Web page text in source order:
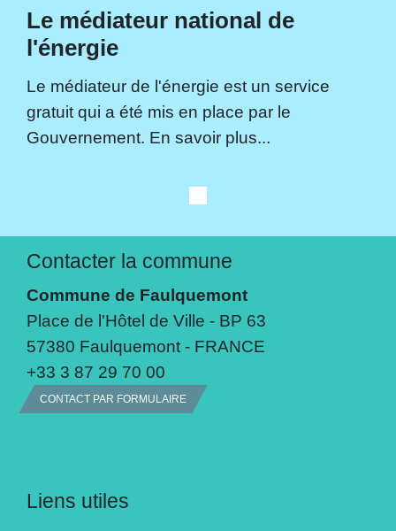
Le médiateur national de
l'énergie
Le médiateur de l'énergie est un service
gratuit qui a été mis en place par le
Gouvernement. En savoir plus...
Contacter la commune
Commune de Faulquemont
Place de l'Hôtel de Ville - BP 63
57380 Faulquemont - FRANCE
+33 3 87 29 70 00
CONTACT PAR FORMULAIRE
Liens utiles